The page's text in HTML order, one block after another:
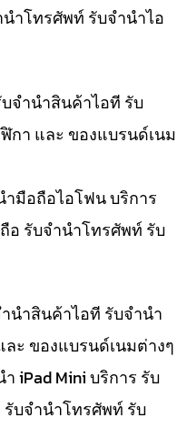
ำโทรศัพท์ รับจำนำไอ
จำนำสินค้าไอที รับ
กา และ ของแบรนด์เนม
มือถือไอโฟน บริการ
อ รับจำนำโทรศัพท์ รับ
นำสินค้าไอที รับจำนำ
ะ ของแบรนด์เนมต่างๆ
iPad Mini บริการ รับ
บจำนำโทรศัพท์ รับ